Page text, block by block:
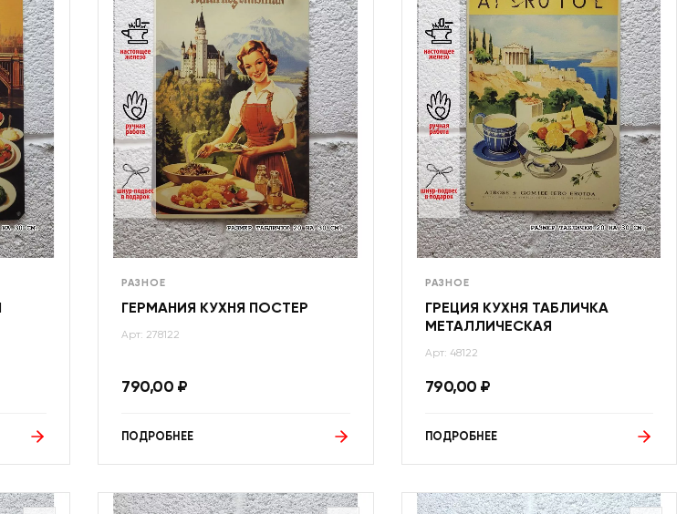
РАЗНОЕ
ГЕРМАНИЯ КУХНЯ ПОСТЕР
Арт: 278122
790,00 ₽
ПОДРОБНЕЕ
РАЗНОЕ
ГРЕЦИЯ КУХНЯ ТАБЛИЧКА
МЕТАЛЛИЧЕСКАЯ
Арт: 48122
790,00 ₽
ПОДРОБНЕЕ